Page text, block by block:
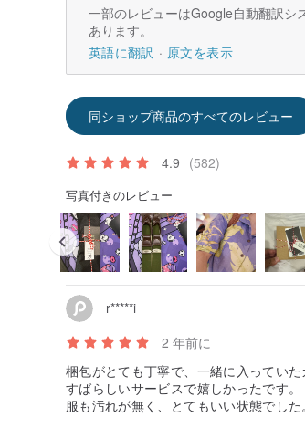
一部のレビューはGoogle自動翻訳シ
あります。
英語に翻訳
原文を表示
同ショップ商品のすべてのレビュー
4.9 (582)
写真付きのレビュー
r*****i
2 年前に
梱包がとても丁寧で、一緒に入ってい
すばらしいサービスで嬉しかったです。
服も汚れが無く、とてもいい状態でした。